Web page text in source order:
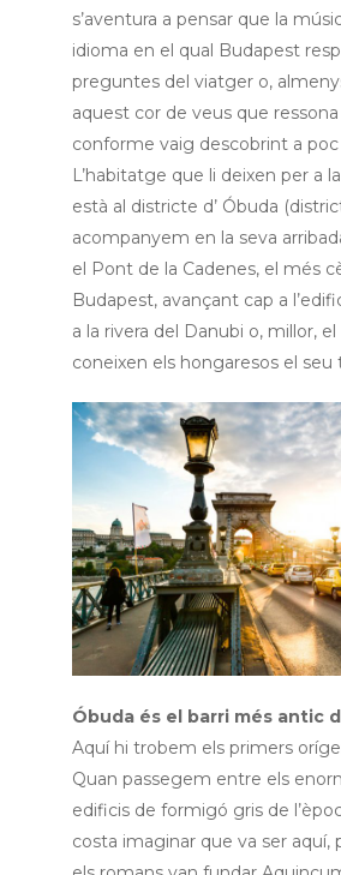
s’aventura a pensar que la
idioma en el qual Budapest
preguntes del viatger o,
aquest cor de veus que
conforme vaig descobrint a poc
L’habitatge que li deixen per a
està al districte d’ Óbuda
acompanyem en la seva
el Pont de la Cadenes, el més
Budapest, avançant cap a
a la rivera del Danubi o, millor,
coneixen els hongaresos el seu
Óbuda és el barri més antic
Aquí hi trobem els primers
Quan passegem entre els
edificis de formigó gris de
costa imaginar que va ser aquí,